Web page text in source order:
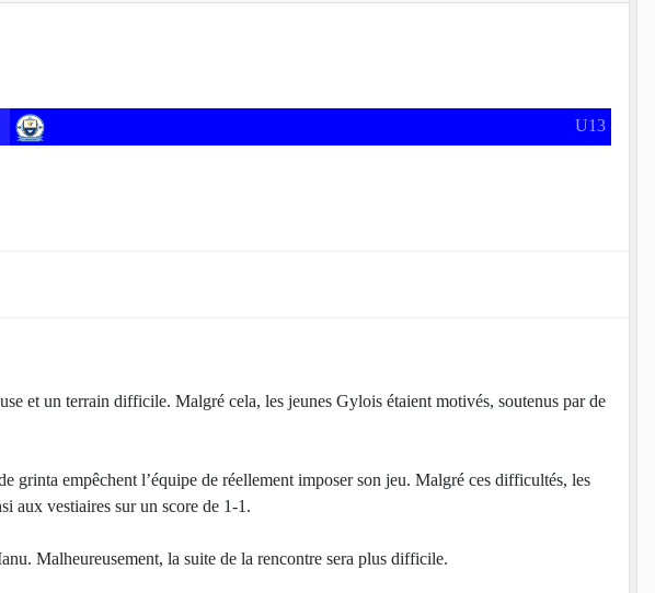
U13
et un terrain difficile. Malgré cela, les jeunes Gylois étaient motivés, soutenus par de
grinta empêchent l’équipe de réellement imposer son jeu. Malgré ces difficultés, les
aux vestiaires sur un score de 1-1.
Malheureusement, la suite de la rencontre sera plus difficile.